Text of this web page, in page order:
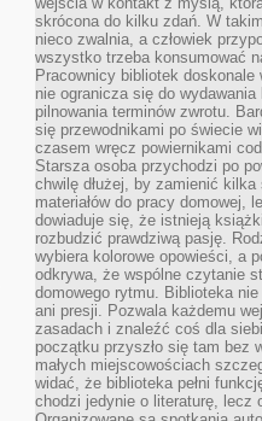
skrócona do kilku zdań. W
nieco zwalnia, a człowiek
wszystko trzeba konsumować
Pracownicy bibliotek doskonale
nie ogranicza się do wydawania
pilnowania terminów zwrotu.
się przewodnikami po świecie
czasem wręcz powiernikami
Starsza osoba przychodzi po
chwilę dłużej, by zamienić kilka
materiałów do pracy domowej,
dowiaduje się, że istnieją
rozbudzić prawdziwą pasję.
wybiera kolorowe opowieści, a
odkrywa, że wspólne czytanie
domowego rytmu. Biblioteka
ani presji. Pozwala każdemu
zasadach i znaleźć coś dla
początku przyszło się tam bez
małych miejscowościach
widać, że biblioteka pełni
chodzi jedynie o literaturę, lecz